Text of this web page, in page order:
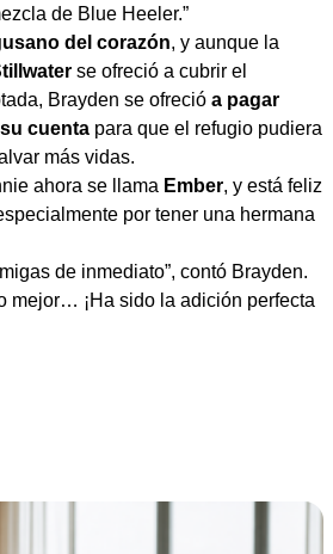
de Blue Heeler.”
del corazón, y aunque la
se ofreció a cubrir el
Brayden se ofreció a pagar
cuenta para que el refugio pudiera
más vidas.
ahora se llama Ember, y está feliz
por tener una hermana
de inmediato”, contó Brayden.
mejor… ¡Ha sido la adición perfecta